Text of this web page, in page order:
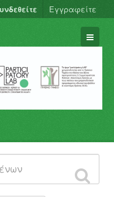
Εγγραφείτε